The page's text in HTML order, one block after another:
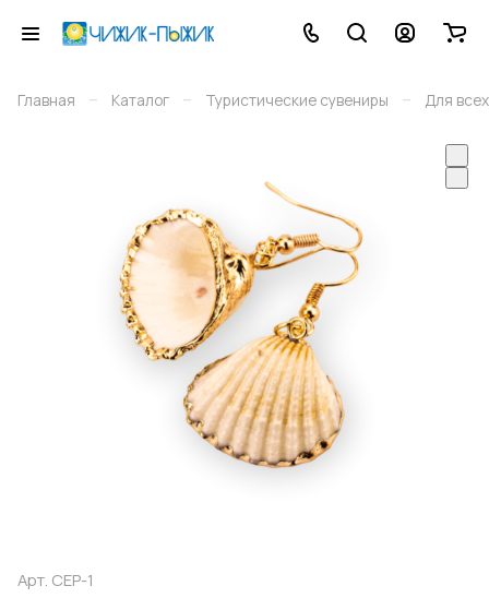
Главная – Каталог – Туристические сувениры – Для
Арт. СЕР-1